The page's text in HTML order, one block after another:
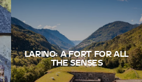
LARINO: A FORT FOR ALL
THE SENSES